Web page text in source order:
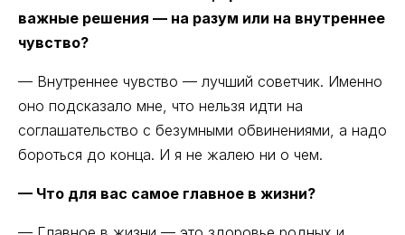
важные решения — на разум или на внутреннее
чувство?
— ​​Внутреннее чувство — лучший советчик. Именно
оно подсказало мне, что нельзя идти на
соглашательство с безумными обвинениями, а надо
бороться до конца. И я не жалею ни о чем.
— Что для вас самое главное в жизни?